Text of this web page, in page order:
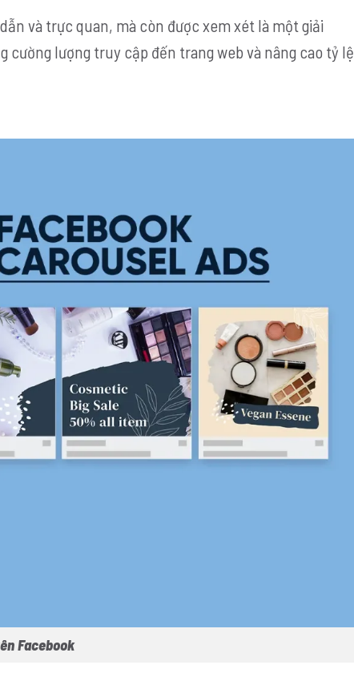
và trực quan, mà còn được xem xét là một giải
lượng truy cập đến trang web và nâng cao tỷ lệ
Facebook